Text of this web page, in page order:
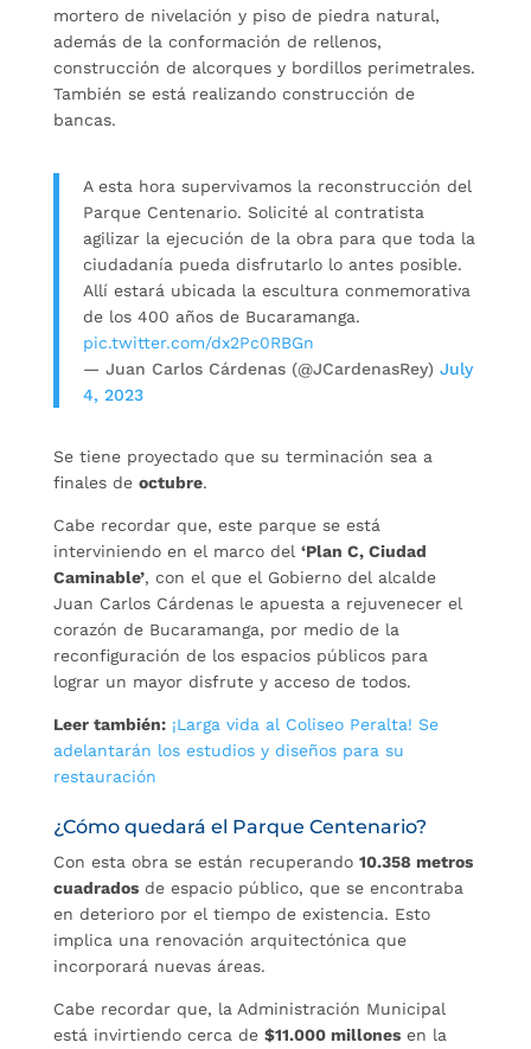
mortero de nivelación y piso de piedra natural,
además de la conformación de rellenos,
construcción de alcorques y bordillos perimetrales.
También se está realizando construcción de
bancas.
A esta hora supervivamos la reconstrucción del
Parque Centenario. Solicité al contratista
agilizar la ejecución de la obra para que toda la
ciudadanía pueda disfrutarlo lo antes posible.
Allí estará ubicada la escultura conmemorativa
de los 400 años de Bucaramanga.
pic.twitter.com/dx2Pc0RBGn
— Juan Carlos Cárdenas (@JCardenasRey) July
4, 2023
Se tiene proyectado que su terminación sea a
finales de octubre.
Cabe recordar que, este parque se está
interviniendo en el marco del ‘Plan C, Ciudad
Caminable’, con el que el Gobierno del alcalde
Juan Carlos Cárdenas le apuesta a rejuvenecer el
corazón de Bucaramanga, por medio de la
reconfiguración de los espacios públicos para
lograr un mayor disfrute y acceso de todos.
Leer también: ¡Larga vida al Coliseo Peralta! Se
adelantarán los estudios y diseños para su
restauración
¿Cómo quedará el Parque Centenario?
Con esta obra se están recuperando 10.358 metros
cuadradosde espacio público, que se encontraba
en deterioro por el tiempo de existencia. Esto
implica una renovación arquitectónica que
incorporará nuevas áreas.
Cabe recordar que, la Administración Municipal
está invirtiendo cerca de $11.000 millonesen la